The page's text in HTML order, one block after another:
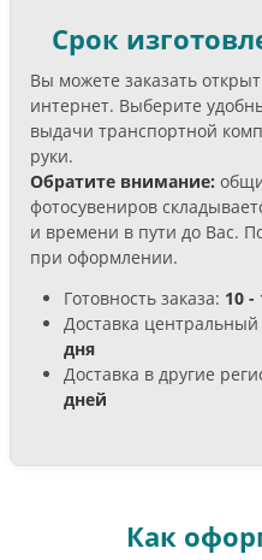
Срок
Вы можете заказать
интернет. Выберите
выдачи транспортной
руки.
Обратите внимание:
фотосувениров
и времени в пути до Вас.
при оформлении.
Готовность заказа: 10 -
Доставка
дня
Доставка в другие
дней
Как